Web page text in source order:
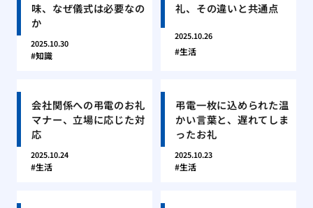
味、なぜ儀式は必要なの
か
2025.10.30
知識
礼、その違いと共通点
2025.10.26
生活
会社関係への弔電のお礼
マナー、立場に応じた対
応
2025.10.24
生活
弔電一枚に込められた温
かい言葉と、遅れてしま
ったお礼
2025.10.23
生活